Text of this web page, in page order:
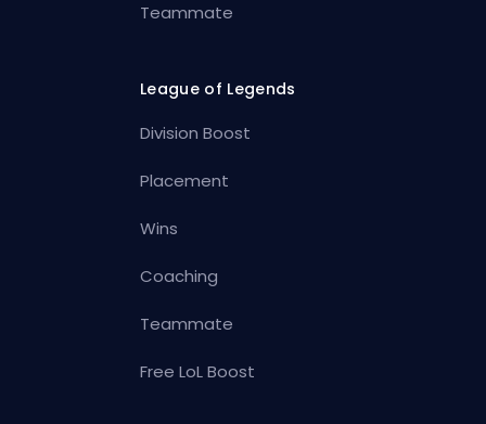
Teammate
League of Legends
Division Boost
Placement
Wins
Coaching
Teammate
Free LoL Boost